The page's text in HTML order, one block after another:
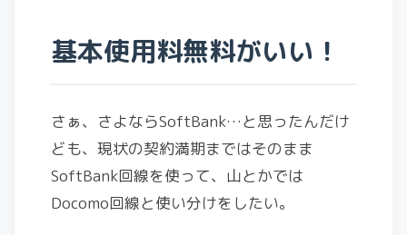
基本使用料無料がいい！
さぁ、さよならSoftBank…と思ったんだけ
ども、現状の契約満期まではそのまま
SoftBank回線を使って、山とかでは
Docomo回線と使い分けをしたい。